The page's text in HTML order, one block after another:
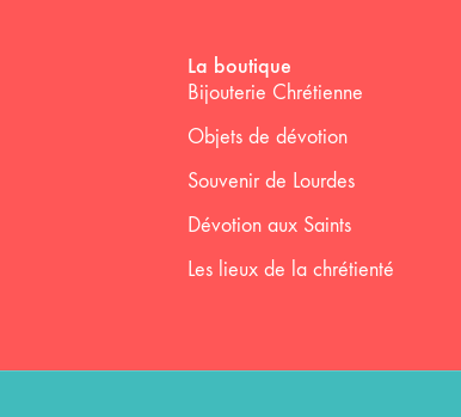
La boutique
Bijouterie Chrétienne
Objets de dévotion
Souvenir de Lourdes
Dévotion aux Saints
Les lieux de la chrétienté